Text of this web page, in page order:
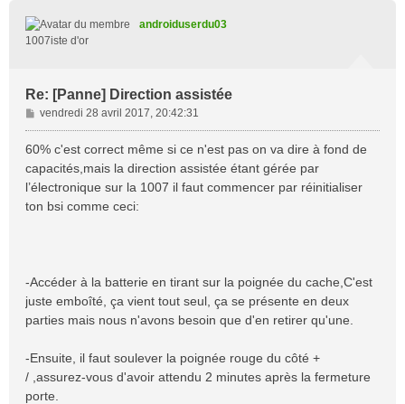
androiduserdu03
1007iste d'or
Re: [Panne] Direction assistée
M
e
s
a
g
e
vendredi 28 avril 2017, 20:42:31
60% c'est correct même si ce n'est pas on va dire à fond de
capacités,mais la direction assistée étant gérée par
l’électronique sur la 1007 il faut commencer par réinitialiser
ton bsi comme ceci:
-Accéder à la batterie en tirant sur la poignée du cache,C'est
juste emboîté, ça vient tout seul, ça se présente en deux
parties mais nous n'avons besoin que d'en retirer qu'une.
-Ensuite, il faut soulever la poignée rouge du côté +
/ ,assurez-vous d'avoir attendu 2 minutes après la fermeture
porte.